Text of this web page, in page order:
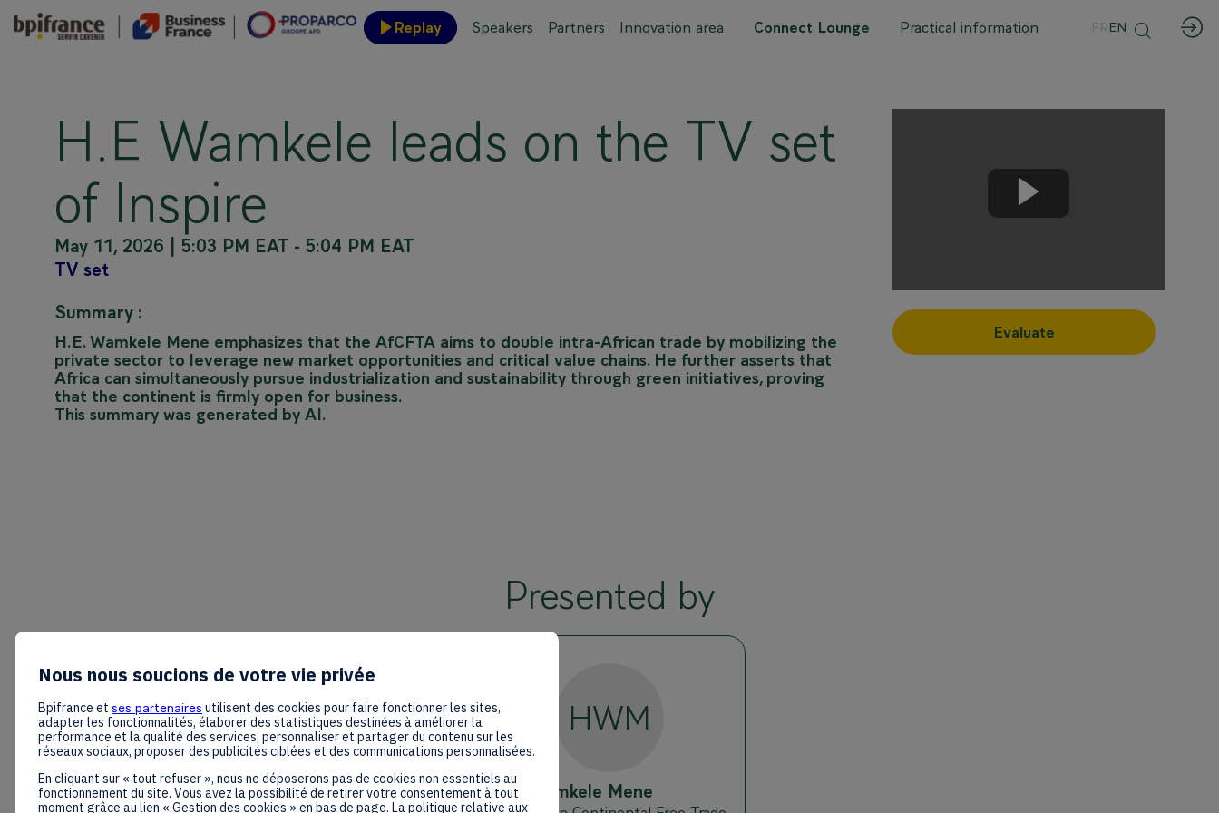
Replay Speakers Partners Innovation area Connect Lounge Practical information FREN
H.E Wamkele leads on the TV set
of Inspire
May 11, 2026 5:03 PM EAT - 5:04 PM EAT
TV set
Evaluate
Summary :
H.E. Wamkele Mene emphasizes that the AfCFTA aims to double intra-African trade by mobilizing the
private sector to leverage new market opportunities and critical value chains. He further asserts that
Africa can simultaneously pursue industrialization and sustainability through green initiatives, proving
that the continent is firmly open for business.
This summary was generated by AI.
Presented by
HWM
H.E Wamkele Mene
Nous nous soucions de votre vie privée
Bpifrance et ses partenaires utilisent des cookies pour faire fonctionner les sites,
adapter les fonctionnalités, élaborer des statistiques destinées à améliorer la
performance et la qualité des services, personnaliser et partager du contenu sur les
réseaux sociaux, proposer des publicités ciblées et des communications personnalisées.
En cliquant sur « tout refuser », nous ne déposerons pas de cookies non essentiels au
fonctionnement du site. Vous avez la possibilité de retirer votre consentement à tout
moment grâce au lien « Gestion des cookies » en bas de page. La politique relative aux